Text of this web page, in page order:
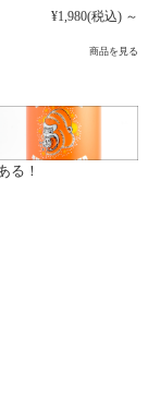
¥1,980(税込) ～
商品を見る
る！